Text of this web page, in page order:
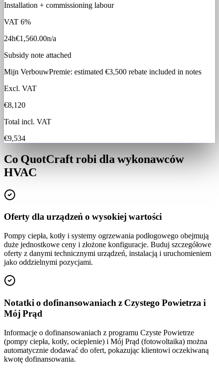
Installation + commissioning labour
VAT 6%
24h€1,560.00n/a
Subsidy note attached
Mijn VerbouwPremie: estimated €3,500 rebate included in notes
Excl. VAT
€8,120
Total incl. VAT
€9,534
Co QuotCraft robi dla wykonawców
HVAC
Oferty dla urządzeń o wysokiej wartości
Pompy ciepła, kotły i systemy ogrzewania podłogowego obejmują
duże jednostkowe ceny i złożone konfiguracje. Buduj szczegółowe
oferty z danymi technicznymi urządzeń, instalacją i uruchomieniem
jako oddzielnymi pozycjami.
Notatki o dofinansowaniach z Czystego Powietrza i
Mój Prąd
Informacje o dofinansowaniach z programu Czyste Powietrze
(pompy ciepła, kotły, ocieplenie) i Mój Prąd (fotowoltaika) można
automatycznie dodawać do ofert, pokazując klientowi oczekiwaną
kwotę dofinansowania.